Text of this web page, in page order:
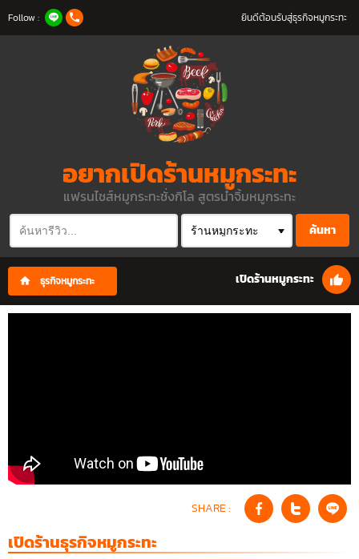
Follow : ยินดีต้อนรับสู่ธุรกิจหมูกระทะ
อยากเปิดร้านหมูกระทะ
แฟรนไชส์หมูกระทะชั่งกิโล สูตรน้ำจิ้มหมูกระทะ
ค้นหา
ธุรกิจหมูกระทะ เปิดร้านหมูกระทะ
SHARE :
เปิดร้านธุรกิจหมูกระทะ